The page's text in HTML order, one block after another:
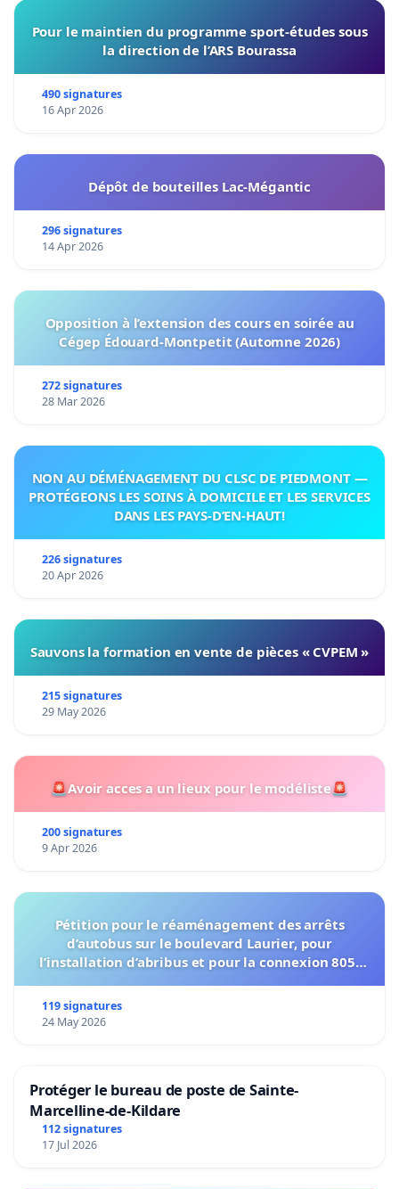
Pour le maintien du programme sport-études sous
la direction de l’ARS Bourassa
490 signatures
16 Apr 2026
Dépôt de bouteilles Lac-Mégantic
296 signatures
14 Apr 2026
Opposition à l’extension des cours en soirée au
Cégep Édouard-Montpetit (Automne 2026)
272 signatures
28 Mar 2026
NON AU DÉMÉNAGEMENT DU CLSC DE PIEDMONT —
PROTÉGEONS LES SOINS À DOMICILE ET LES SERVICES
DANS LES PAYS-D’EN-HAUT!
226 signatures
20 Apr 2026
Sauvons la formation en vente de pièces « CVPEM »
215 signatures
29 May 2026
🚨Avoir acces a un lieux pour le modéliste🚨
200 signatures
9 Apr 2026
Pétition pour le réaménagement des arrêts
d’autobus sur le boulevard Laurier, pour
l’installation d’abribus et pour la connexion 805-
119 signatures
24 May 2026
Protéger le bureau de poste de Sainte-
Marcelline-de-Kildare
112 signatures
17 Jul 2026